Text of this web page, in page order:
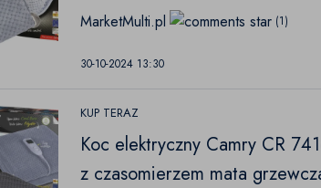
MarketMulti.pl (1)
30-10-2024 13:30
KUP TERAZ
Koc elektryczny Camry CR
z czasomierzem mata